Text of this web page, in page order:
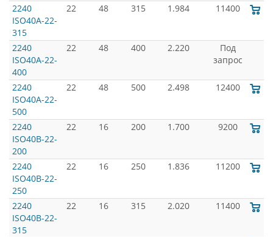
2240
ISO40A-22-
315
22 48 315 1.984 11400
2240
ISO40A-22-
400
22 48 400 2.220
Под
запрос
2240
ISO40A-22-
500
22 48 500 2.498 12400
2240
ISO40B-22-
200
22 16 200 1.700 9200
2240
ISO40B-22-
250
22 16 250 1.836 11200
2240
ISO40B-22-
315
22 16 315 2.020 11400